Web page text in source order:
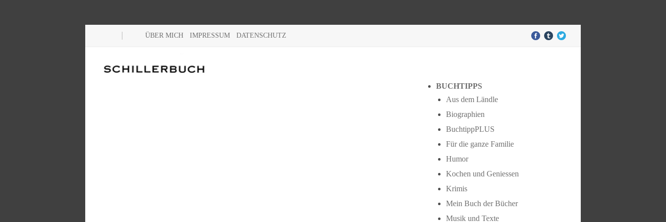
ÜBER MICH IMPRESSUM DATENSCHUTZ
BUCHTIPPS
Aus dem Ländle
Biographien
BuchtippPLUS
Für die ganze Familie
Humor
Kochen und Geniessen
Krimis
Mein Buch der Bücher
Musik und Texte